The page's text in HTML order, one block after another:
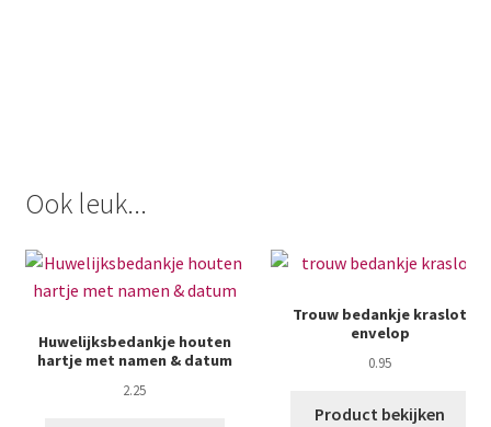
Ook leuk...
Huwelijksbedankje houten
hartje met namen & datum
2.25
Trouw bedankje kraslot
envelop
0.95
Product bekijken